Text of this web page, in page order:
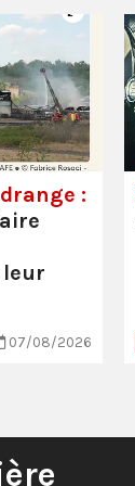
:
07/08/2026